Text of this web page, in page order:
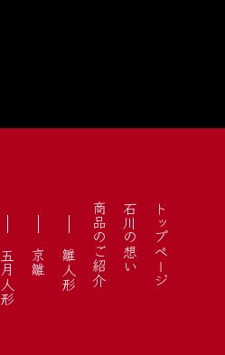
トップページ
石川の想い
商品のご紹介
雛人形
京雛
五月人形